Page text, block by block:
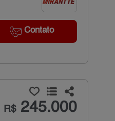
Contato
R$245.000